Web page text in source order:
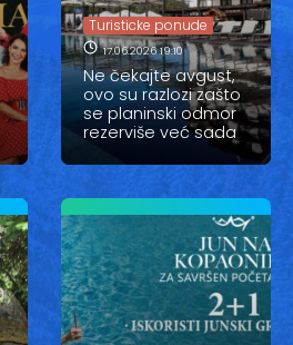
Oglasi
Galerija
Copyright© 2020
HopNaKop
Turisticke ponude
17.06.2026 19:10
Ne čekajte avgust,
ovo su razlozi zašto
se planinski odmor
rezerviše već sada